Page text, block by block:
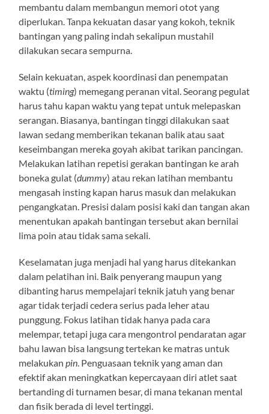
membantu dalam membangun memori otot yang
diperlukan. Tanpa kekuatan dasar yang kokoh, teknik
bantingan yang paling indah sekalipun mustahil
dilakukan secara sempurna.
Selain kekuatan, aspek koordinasi dan penempatan
waktu (timing) memegang peranan vital. Seorang pegulat
harus tahu kapan waktu yang tepat untuk melepaskan
serangan. Biasanya, bantingan tinggi dilakukan saat
lawan sedang memberikan tekanan balik atau saat
keseimbangan mereka goyah akibat tarikan pancingan.
Melakukan latihan repetisi gerakan bantingan ke arah
boneka gulat (dummy) atau rekan latihan membantu
mengasah insting kapan harus masuk dan melakukan
pengangkatan. Presisi dalam posisi kaki dan tangan akan
menentukan apakah bantingan tersebut akan bernilai
lima poin atau tidak sama sekali.
Keselamatan juga menjadi hal yang harus ditekankan
dalam pelatihan ini. Baik penyerang maupun yang
dibanting harus mempelajari teknik jatuh yang benar
agar tidak terjadi cedera serius pada leher atau
punggung. Fokus latihan tidak hanya pada cara
melempar, tetapi juga cara mengontrol pendaratan agar
bahu lawan bisa langsung tertekan ke matras untuk
melakukan pin . Penguasaan teknik yang aman dan
efektif akan meningkatkan kepercayaan diri atlet saat
bertanding di turnamen besar, di mana tekanan mental
dan fisik berada di level tertinggi.